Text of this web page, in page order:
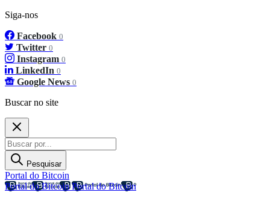
Siga-nos
Facebook 0
Twitter 0
Instagram 0
LinkedIn 0
Google News 0
Buscar no site
Pesquisar
Portal do Bitcoin
Portal do BitcoinPortal do Bitcoin